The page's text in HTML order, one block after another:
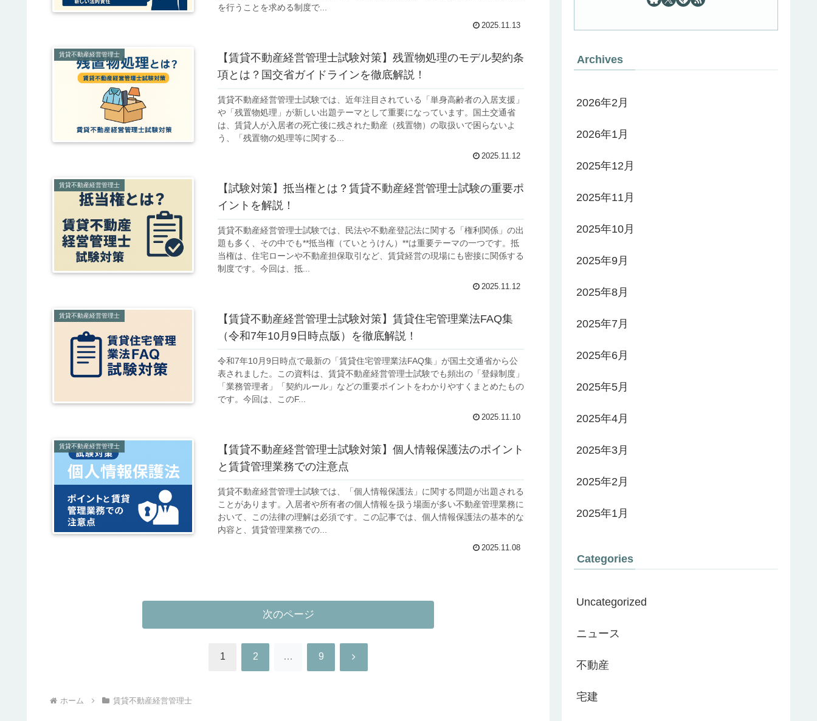
を行うことを求める制度で...
2025.11.13
賃貸不動産経営管理士
【賃貸不動産経営管理士試験対策】残置物処理のモデル契約条
項とは？国交省ガイドラインを徹底解説！
賃貸不動産経営管理士試験では、近年注目されている「単身高齢者の入居支援」
や「残置物処理」が新しい出題テーマとして重要になっています。国土交通省
は、賃貸人が入居者の死亡後に残された動産（残置物）の取扱いで困らないよ
う、「残置物の処理等に関する...
2025.11.12
賃貸不動産経営管理士
【試験対策】抵当権とは？賃貸不動産経営管理士試験の重要ポ
イントを解説！
賃貸不動産経営管理士試験では、民法や不動産登記法に関する「権利関係」の出
題も多く、その中でも**抵当権（ていとうけん）**は重要テーマの一つです。抵
当権は、住宅ローンや不動産担保取引など、賃貸経営の現場にも密接に関係する
制度です。今回は、抵...
2025.11.12
賃貸不動産経営管理士
【賃貸不動産経営管理士試験対策】賃貸住宅管理業法FAQ集
（令和7年10月9日時点版）を徹底解説！
令和7年10月9日時点で最新の「賃貸住宅管理業法FAQ集」が国土交通省から公
表されました。この資料は、賃貸不動産経営管理士試験でも頻出の「登録制度」
「業務管理者」「契約ルール」などの重要ポイントをわかりやすくまとめたもの
です。今回は、このF...
2025.11.10
賃貸不動産経営管理士
【賃貸不動産経営管理士試験対策】個人情報保護法のポイント
と賃貸管理業務での注意点
賃貸不動産経営管理士試験では、「個人情報保護法」に関する問題が出題される
ことがあります。入居者や所有者の個人情報を扱う場面が多い不動産管理業務に
おいて、この法律の理解は必須です。この記事では、個人情報保護法の基本的な
内容と、賃貸管理業務での...
2025.11.08
次のページ
1 2 … 9 次
ホーム 賃貸不動産経営管理士
Archives
2026年2月
2026年1月
2025年12月
2025年11月
2025年10月
2025年9月
2025年8月
2025年7月
2025年6月
2025年5月
2025年4月
2025年3月
2025年2月
2025年1月
Categories
Uncategorized
ニュース
不動産
宅建